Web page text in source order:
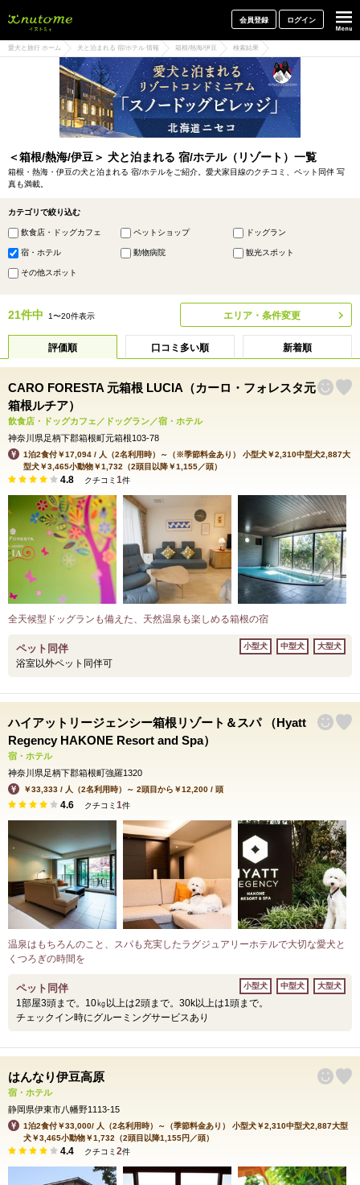
会員登録 ログイン
愛犬と旅行 ホーム 犬と泊まれる 宿/ホテル 情報 箱根/熱海/伊豆 検索結果
＜箱根/熱海/伊豆＞ 犬と泊まれる 宿/ホテル（リゾート）一覧
箱根・熱海・伊豆の犬と泊まれる 宿/ホテルをご紹介。愛犬家目線のクチコミ、ペット同伴 写
真も満載。
カテゴリで絞り込む
飲食店・ドッグカフェ ペットショップ ドッグラン
宿・ホテル 動物病院 観光スポット
その他スポット
21件中 1〜20件表示 エリア・条件変更
評価順 口コミ多い順 新着順
CARO FORESTA 元箱根 LUCIA（カーロ・フォレスタ元
箱根ルチア）
飲食店・ドッグカフェ／ドッグラン／宿・ホテル
神奈川県足柄下郡箱根町元箱根103-78
1泊2食付￥17,094 / 人（2名利用時）～（※季節料金あり） 小型犬￥2,310中型犬2,887大
型犬￥3,465小動物￥1,732（2頭目以降￥1,155／頭）
4.8 クチコミ 1件
全天候型ドッグランも備えた、天然温泉も楽しめる箱根の宿
ペット同伴
浴室以外ペット同伴可
小型犬 中型犬 大型犬
ハイアットリージェンシー箱根リゾート＆スパ （Hyatt
Regency HAKONE Resort and Spa）
宿・ホテル
神奈川県足柄下郡箱根町強羅1320
￥33,333 / 人（2名利用時）～ 2頭目から￥12,200 / 頭
4.6 クチコミ 1件
温泉はもちろんのこと、スパも充実したラグジュアリーホテルで大切な愛犬と
くつろぎの時間を
ペット同伴
1部屋3頭まで。10㎏以上は2頭まで。30k以上は1頭まで。
チェックイン時にグルーミングサービスあり
小型犬 中型犬 大型犬
はんなり伊豆高原
宿・ホテル
静岡県伊東市八幡野1113-15
1泊2食付￥33,000/ 人（2名利用時）～（季節料金あり） 小型犬￥2,310中型犬2,887大型
犬￥3,465小動物￥1,732（2頭目以降1,155円／頭）
4.4 クチコミ 2件